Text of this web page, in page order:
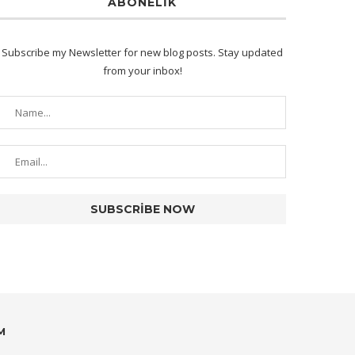
Subscribe my Newsletter for new blog posts. Stay updated
from your inbox!